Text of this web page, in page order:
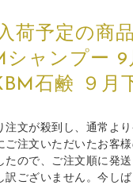
入荷予定の商品
シャンプー 9
石鹸 ９月
注文が殺到し、通常よ
ご注文いただいたお客
たので、ご注文順に発
ございません。今し